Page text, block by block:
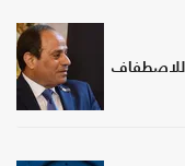
للاصطفاف